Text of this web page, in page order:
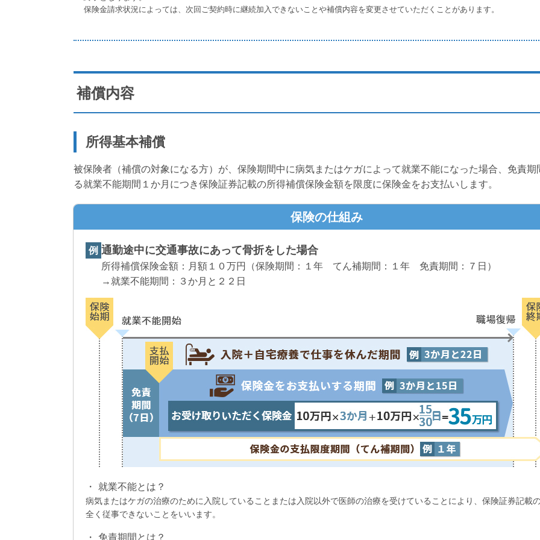
保険金請求状況によっては、次回ご契約時に継続加入できないことや補償内容を変更させていただくことがあります。
補償内容
所得基本補償
被保険者（補償の対象になる方）が、保険期間中に病気またはケガによって就業不能になった場合、免責期
る就業不能期間１か月につき保険証券記載の所得補償保険金額を限度に保険金をお支払いします。
保険の仕組み
例 通勤途中に交通事故にあって骨折をした場合
所得補償保険金額：月額１０万円（保険期間：１年 てん補期間：１年 免責期間：７日）
→就業不能期間：３か月と２２日
就業不能とは？
病気またはケガの治療のために入院していることまたは入院以外で医師の治療を受けていることにより、保険証券記載
全く従事できないことをいいます。
免責期間とは？